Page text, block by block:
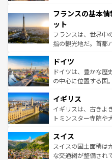
ませてくれるイタリ
なお、新着のイタリ
しい。
文化が根付くこの国
れる闘牛、そして美
る。首都マドリード
アートに溢れた街角
せる。地方によって
ンテンツ一覧を参照
フランスの基本
ット
フランスは、世界中
指の観光地だ。首都
で、幅広い魅力が詰
聖堂、美しいビーチ
から魅了する。また
いる。シャンパンの
香り高いラベンダー
らに、パリ以外の地
れる地方に足を運ぶ
きるだろ
を参照してほしい。
ドイツ
ドイツは、豊かな歴
の中心に位置する国
顔を持つこの国は、
ルリンの文化的活気
してライン川沿いの
は、お酒好きな人にはぜひ
ドイツ情報はコンテ
イギリス
イギリスは、古きよ
トミンスター寺院や
リアごとに異なる魅
ティー、ビール好き
戦など、本場だから
スイス
スイスの国土面積は
な交通網が整備され